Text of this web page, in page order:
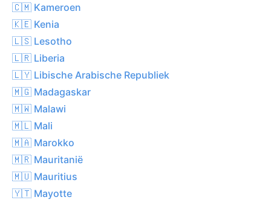
🇨🇲 Kameroen
🇰🇪 Kenia
🇱🇸 Lesotho
🇱🇷 Liberia
🇱🇾 Libische Arabische Republiek
🇲🇬 Madagaskar
🇲🇼 Malawi
🇲🇱 Mali
🇲🇦 Marokko
🇲🇷 Mauritanië
🇲🇺 Mauritius
🇾🇹 Mayotte